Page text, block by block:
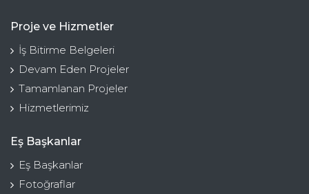
Proje ve Hizmetler
İş Bitirme Belgeleri
Devam Eden Projeler
Tamamlanan Projeler
Hizmetlerimiz
Eş Başkanlar
Eş Başkanlar
Fotoğraflar